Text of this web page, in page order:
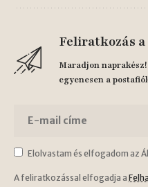
Feliratkozás
Maradjon
egyenesen a
Elolvastam és elfogadom az
A feliratkozással elfogadja a